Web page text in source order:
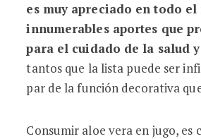
es muy apreciado en todo
innumerables aportes que
para el cuidado de la salud
tantos que la lista puede ser
par de la función decorativa
Consumir aloe vera en jugo, es